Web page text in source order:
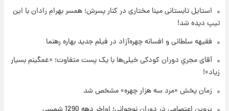
علی مطهری: اجرای کامل تفاهم‌نامه اسلام‌آباد،
استایل تابستانی مینا مختاری در کنار پسرش؛ همسر بهرام رادان با این
تیپ دیده شد!
فقیهه سلطانی و افسانه چهره‌آزاد در فیلم جدید بهاره رهنما
آقای مجریِ دوران کودکی خیلی‌ها با یک پست متفاوت؛ «غمگینم بسیار
زیاد»!
زمان پخش «مرد سه هزار چهره» مشخص شد